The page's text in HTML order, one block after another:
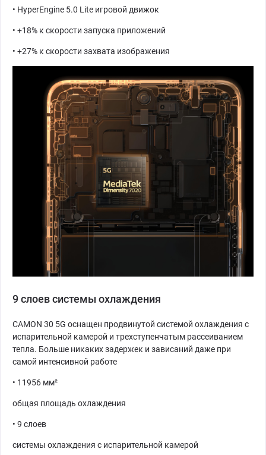
• HyperEngine 5.0 Lite игровой движок
• +18% к скорости запуска приложений
• +27% к скорости захвата изображения
9 слоев системы охлаждения
CAMON 30 5G оснащен продвинутой системой охлаждения с
испарительной камерой и трехступенчатым рассеиванием
тепла. Больше никаких задержек и зависаний даже при
самой интенсивной работе
• 11956 мм²
общая площадь охлаждения
• 9 слоев
системы охлаждения с испарительной камерой